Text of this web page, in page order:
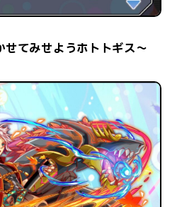
てみせようホトトギス～